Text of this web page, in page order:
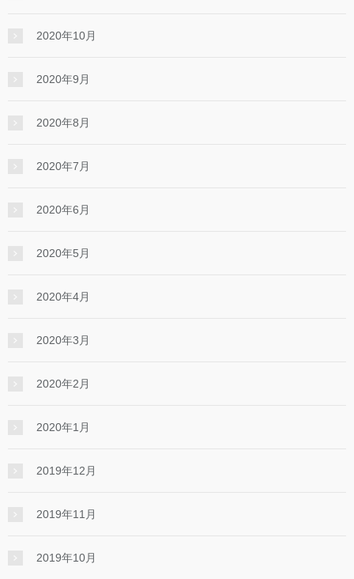
2020年10月
2020年9月
2020年8月
2020年7月
2020年6月
2020年5月
2020年4月
2020年3月
2020年2月
2020年1月
2019年12月
2019年11月
2019年10月